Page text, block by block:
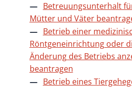
Betreuungsunterhalt
Mütter und Väter
Betrieb einer
Röntgeneinrichtung oder
Änderung des Betriebs
beantragen
Betrieb eines